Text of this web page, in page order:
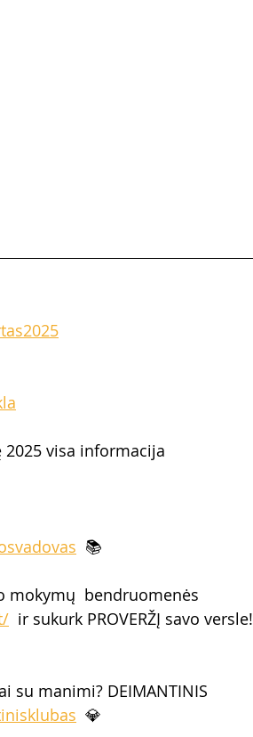
2025 visa informacija
  📚
mokymų  bendruomenės
  ir sukurk PROVERŽĮ savo versle!
su manimi? DEIMANTINIS
  💎